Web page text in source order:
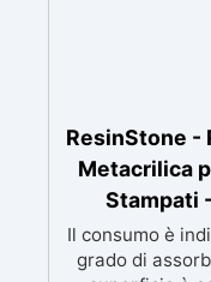
ResinStone -
Metacrilica
Stampati
Il consumo è
grado di